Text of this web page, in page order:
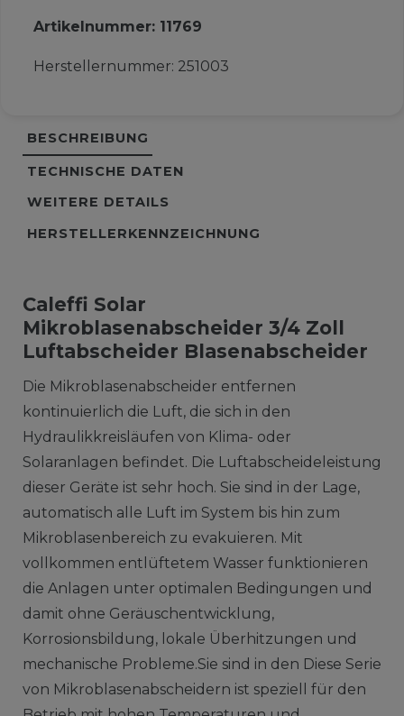
Artikelnummer: 11769
Herstellernummer: 251003
BESCHREIBUNG
TECHNISCHE DATEN
WEITERE DETAILS
HERSTELLERKENNZEICHNUNG
Caleffi Solar
Mikroblasenabscheider 3/4 Zoll
Luftabscheider Blasenabscheider
Die Mikroblasenabscheider entfernen
kontinuierlich die Luft, die sich in den
Hydraulikkreisläufen von Klima- oder
Solaranlagen befindet. Die Luftabscheideleistung
dieser Geräte ist sehr hoch. Sie sind in der Lage,
automatisch alle Luft im System bis hin zum
Mikroblasenbereich zu evakuieren. Mit
vollkommen entlüftetem Wasser funktionieren
die Anlagen unter optimalen Bedingungen und
damit ohne Geräuschentwicklung,
Korrosionsbildung, lokale Überhitzungen und
mechanische Probleme.Sie sind in den Diese Serie
von Mikroblasenabscheidern ist speziell für den